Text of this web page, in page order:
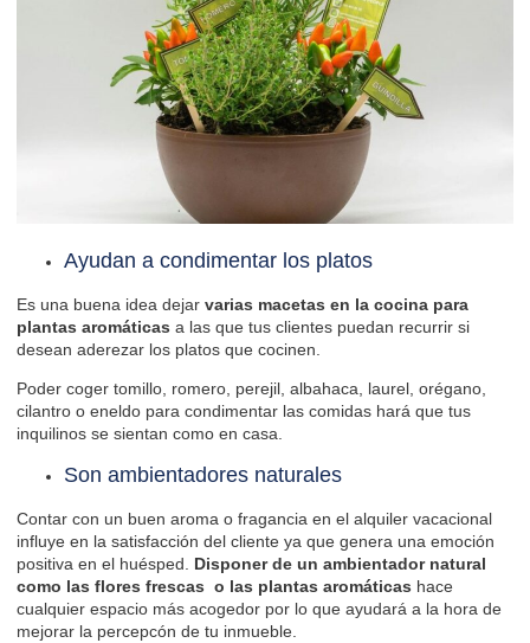
Ayudan a condimentar los platos
Es una buena idea dejar varias macetas en la cocina para
plantas aromáticas a las que tus clientes puedan recurrir si
desean aderezar los platos que cocinen.
Poder coger tomillo, romero, perejil, albahaca, laurel, orégano,
cilantro o eneldo para condimentar las comidas hará que tus
inquilinos se sientan como en casa.
Son ambientadores naturales
Contar con un buen aroma o fragancia en el alquiler vacacional
influye en la satisfacción del cliente ya que genera una emoción
positiva en el huésped. Disponer de un ambientador natural
como las flores frescas o las plantas aromáticas hace
cualquier espacio más acogedor por lo que ayudará a la hora de
mejorar la percepcón de tu inmueble.